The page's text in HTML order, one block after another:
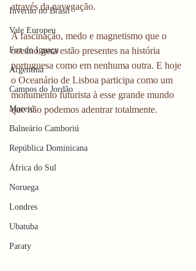
Inverno no Brasil
Vale Europeu
Foz do Iguaçu
Argentina
Campos do Jordão
Maceió
Balneário Camboriú
República Dominicana
África do Sul
Noruega
Londres
Ubatuba
Paraty
através da navegação.
A fascinação, medo e magnetismo que o
oceano gera estão presentes na história
portuguesa como em nenhuma outra. E hoje
o Oceanário de Lisboa participa como um
monumento futurista à esse grande mundo
que não podemos adentrar totalmente.